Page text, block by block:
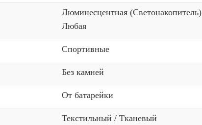
Люминесцентная (Светонакопитель)
Любая
Спортивные
Без камней
От батарейки
Текстильный / Тканевый